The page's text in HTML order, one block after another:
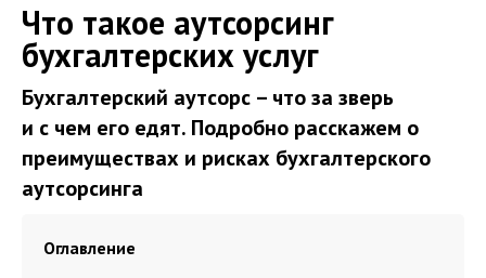
Что такое аутсорсинг
бухгалтерских услуг
Бухгалтерский аутсорс – что за зверь
и с чем его едят. Подробно расскажем о
преимуществах и рисках бухгалтерского
аутсорсинга
Оглавление